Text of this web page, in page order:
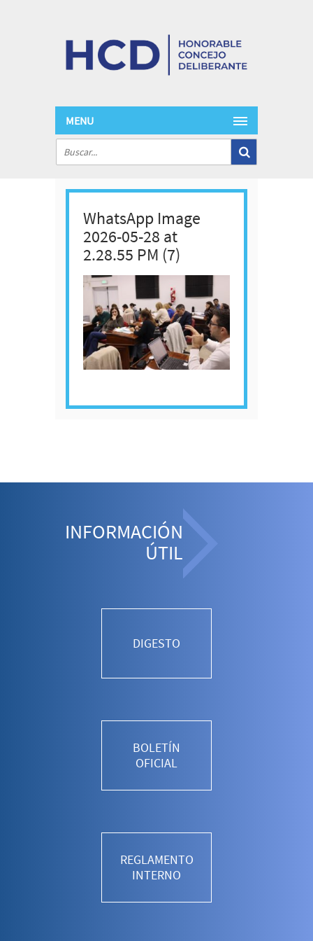
MENU
WhatsApp Image
2026-05-28 at
2.28.55 PM (7)
INFORMACIÓN
ÚTIL
DIGESTO
BOLETÍN
OFICIAL
REGLAMENTO
INTERNO